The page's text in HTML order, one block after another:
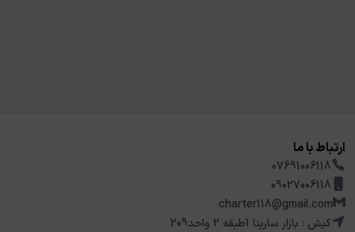
ارتباط با ما
07691006118
09027006118
charter118@gmail.com
کیش : بازار سارینا 1طبقه 2 واحد209